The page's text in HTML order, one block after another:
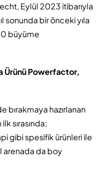
Eylül 2023 itibarıyla
sonunda bir önceki yıla
büyüme
Ürünü Powerfactor,
bırakmaya hazırlanan
sırasında;
gibi spesifik ürünleri ile
arenada da boy